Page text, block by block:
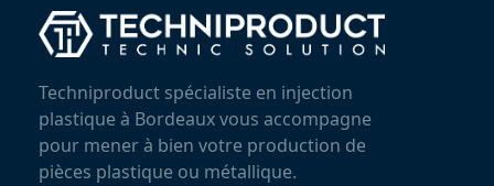
Techniproduct spécialiste en injection
plastique à Bordeaux vous accompagne
pour mener à bien votre production de
pièces plastique ou métallique.